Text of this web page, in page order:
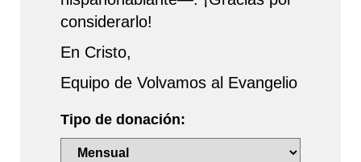
considerarlo!
En Cristo,
Equipo de Volvamos al Evangelio
Tipo de donación: